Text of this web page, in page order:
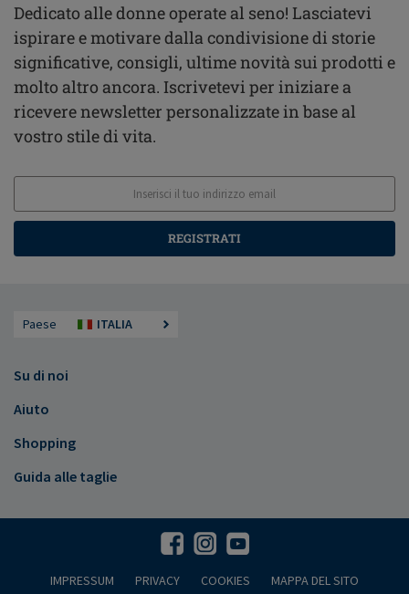
Dedicato alle donne operate al seno! Lasciatevi
ispirare e motivare dalla condivisione di storie
significative, consigli, ultime novità sui prodotti e
molto altro ancora. Iscrivetevi per iniziare a
ricevere newsletter personalizzate in base al
vostro stile di vita.
REGISTRATI
Paese ITALIA
Su di noi
Aiuto
Shopping
Guida alle taglie
IMPRESSUM PRIVACY COOKIES MAPPA DEL SITO